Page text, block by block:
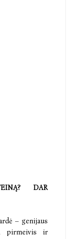
DAR
– genijaus
pirmeivis ir